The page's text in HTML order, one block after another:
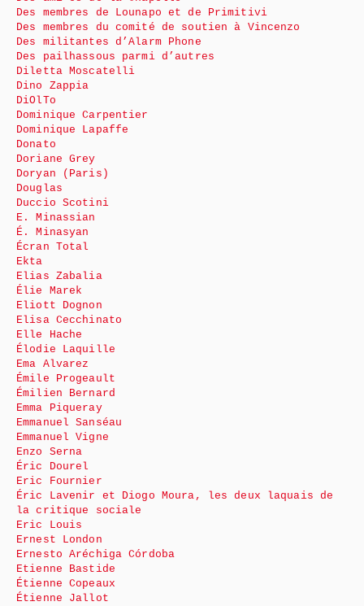
Des membres de Lounapo et de Primitivi
Des membres du comité de soutien à Vincenzo
Des militantes d’Alarm Phone
Des pailhassous parmi d’autres
Diletta Moscatelli
Dino Zappia
DiOlTo
Dominique Carpentier
Dominique Lapaffe
Donato
Doriane Grey
Doryan (Paris)
Douglas
Duccio Scotini
E. Minassian
É. Minasyan
Écran Total
Ekta
Elias Zabalia
Élie Marek
Eliott Dognon
Elisa Cecchinato
Elle Hache
Élodie Laquille
Ema Alvarez
Émile Progeault
Émilien Bernard
Emma Piqueray
Emmanuel Sanséau
Emmanuel Vigne
Enzo Serna
Éric Dourel
Eric Fournier
Éric Lavenir et Diogo Moura, les deux laquais de
la critique sociale
Eric Louis
Ernest London
Ernesto Aréchiga Córdoba
Etienne Bastide
Étienne Copeaux
Étienne Jallot